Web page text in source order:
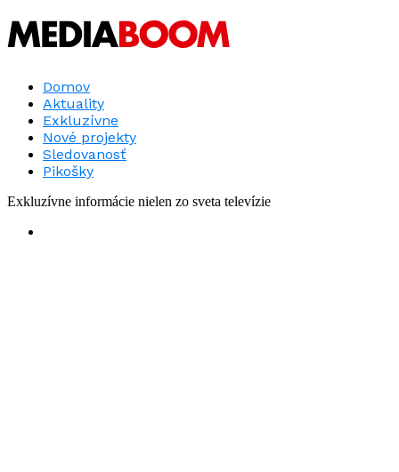
Domov
Aktuality
Exkluzívne
Nové projekty
Sledovanosť
Pikošky
Exkluzívne informácie nielen zo sveta televízie